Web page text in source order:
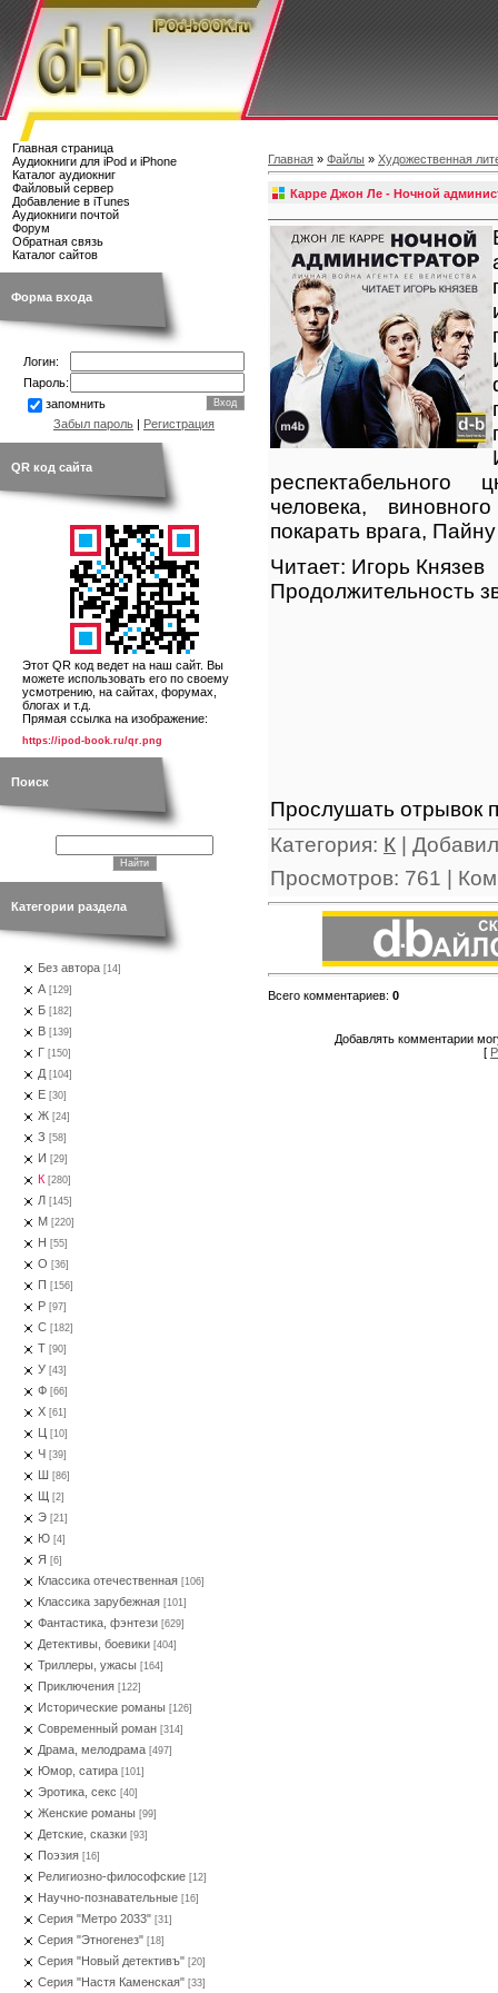
Главная страница
Аудиокниги для iPod и iPhone
Каталог аудиокниг
Файловый сервер
Добавление в iTunes
Аудиокниги почтой
Форум
Обратная связь
Каталог сайтов
Форма входа
Логин:
Пароль:
запомнить
Забыл пароль | Регистрация
QR код сайта
Этот QR код ведет на наш сайт. Вы
можете использовать его по своему
усмотрению, на сайтах, форумах,
блогах и т.д.
Прямая ссылка на изображение:
https://ipod-book.ru/qr.png
Поиск
Категории раздела
Без автора [14]
А [129]
Б [182]
В [139]
Г [150]
Д [104]
Е [30]
Ж [24]
З [58]
И [29]
К [280]
Л [145]
М [220]
Н [55]
О [36]
П [156]
Р [97]
С [182]
Т [90]
У [43]
Ф [66]
Х [61]
Ц [10]
Ч [39]
Ш [86]
Щ [2]
Э [21]
Ю [4]
Я [6]
Классика отечественная [106]
Классика зарубежная [101]
Фантастика, фэнтези [629]
Детективы, боевики [404]
Триллеры, ужасы [164]
Приключения [122]
Исторические романы [126]
Современный роман [314]
Драма, мелодрама [497]
Юмор, сатира [101]
Эротика, секс [40]
Женские романы [99]
Детские, сказки [93]
Поэзия [16]
Религиозно-философские [12]
Научно-познавательные [16]
Серия "Метро 2033" [31]
Серия "Этногенез" [18]
Серия "Новый детективъ" [20]
Серия "Настя Каменская" [33]
Главная » Файлы » Художественная
Карре Джон Ле - Ночной
респектабельного
человека,
покарать врага,
Читает: Игорь Князев
Продолжительность
Прослушать отрывок
Категория: К | Добавил
Просмотров: 761 |
Всего комментариев: 0
Добавлять комментарии
[